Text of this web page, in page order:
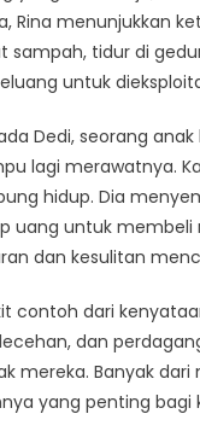
Rina menunjukkan
tidur di
untuk
Dedi, seorang
lagi merawatnya.
hidup. Dia
uang untuk
dan kesulitan
contoh dari
dan
Banyak
yang penting bagi